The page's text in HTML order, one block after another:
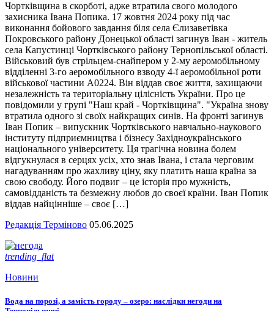
Чортківщина в скорботі, адже втратила свого молодого
захисника Івана Попика. 17 жовтня 2024 року під час
виконання бойового завдання біля села Єлизаветівка
Покровського району Донецької області загинув Іван - житель
села Капустинці Чортківського району Тернопільської області.
Військовий був стрільцем-снайпером у 2-му аеромобільному
відділенні 3-го аеромобільного взводу 4-ї аеромобільної роти
військової частини А0224. Він віддав своє життя, захищаючи
незалежність та територіальну цілісність України. Про це
повідомили у групі "Наш край - Чортківщина". "Україна знову
втратила одного зі своїх найкращих синів. На фронті загинув
Іван Попик – випускник Чортківського навчально-наукового
інституту підприємництва і бізнесу Західноукраїнського
національного університету. Ця трагічна новина болем
відгукнулася в серцях усіх, хто знав Івана, і стала черговим
нагадуванням про жахливу ціну, яку платить наша країна за
свою свободу. Його подвиг – це історія про мужність,
самовідданість та безмежну любов до своєї країни. Іван Попик
віддав найцінніше – своє […]
Редакція Терміново 05.06.2025
trending_flat
Новини
Вода на порозі, а замість городу – озеро: наслідки негоди на